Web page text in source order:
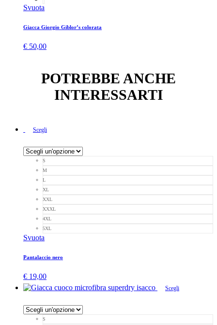
Svuota
Giacca Giorgio Giblor’s colorata
€ 50,00
POTREBBE ANCHE
INTERESSARTI
Scegli
S
M
L
XL
XXL
XXXL
4XL
5XL
Svuota
Pantalaccio nero
€ 19,00
Scegli
S